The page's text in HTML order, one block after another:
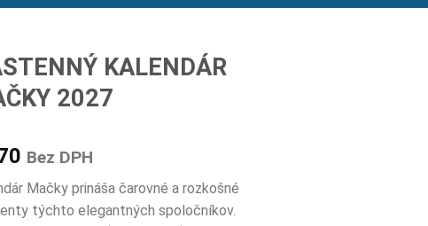
KALENDÁR
2027
Bez DPH
Mačky prináša čarovné a rozkošné
týchto elegantných spoločníkov.